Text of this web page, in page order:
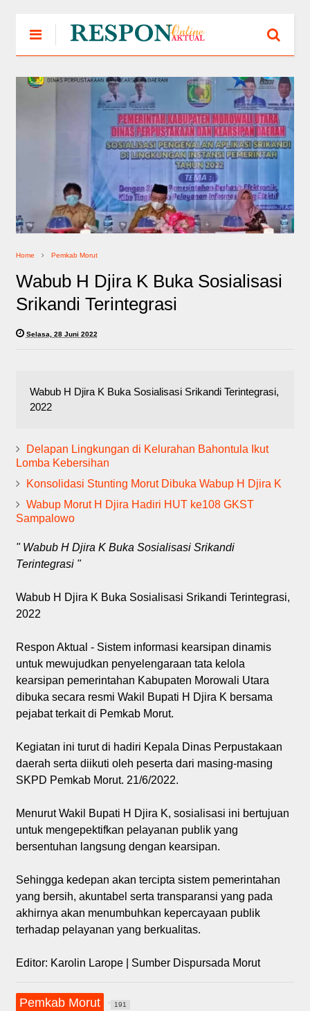
Home Pemkab Morut
Wabub H Djira K Buka Sosialisasi
Srikandi Terintegrasi
Selasa, 28 Juni 2022
Wabub H Djira K Buka Sosialisasi Srikandi Terintegrasi,
2022
Delapan Lingkungan di Kelurahan Bahontula Ikut
Lomba Kebersihan
Konsolidasi Stunting Morut Dibuka Wabup H Djira K
Wabup Morut H Djira Hadiri HUT ke108 GKST
Sampalowo
" Wabub H Djira K Buka Sosialisasi Srikandi
Terintegrasi "
Wabub H Djira K Buka Sosialisasi Srikandi Terintegrasi,
2022
Respon Aktual - Sistem informasi kearsipan dinamis
untuk mewujudkan penyelengaraan tata kelola
kearsipan pemerintahan Kabupaten Morowali Utara
dibuka secara resmi Wakil Bupati H Djira K bersama
pejabat terkait di Pemkab Morut.
Kegiatan ini turut di hadiri Kepala Dinas Perpustakaan
daerah serta diikuti oleh peserta dari masing-masing
SKPD Pemkab Morut. 21/6/2022.
Menurut Wakil Bupati H Djira K, sosialisasi ini bertujuan
untuk mengepektifkan pelayanan publik yang
bersentuhan langsung dengan kearsipan.
Sehingga kedepan akan tercipta sistem pemerintahan
yang bersih, akuntabel serta transparansi yang pada
akhirnya akan menumbuhkan kepercayaan publik
terhadap pelayanan yang berkualitas.
Editor: Karolin Larope | Sumber Dispursada Morut
Pemkab Morut 191